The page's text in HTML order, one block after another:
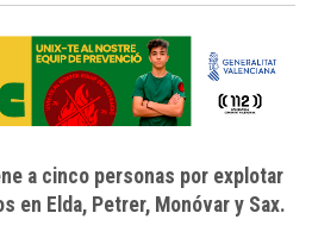
a cinco personas por explotar
en Elda, Petrer, Monóvar y Sax.